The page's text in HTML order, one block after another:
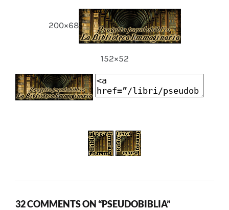
200×68
152×52
32 COMMENTS ON “PSEUDOBIBLIA”